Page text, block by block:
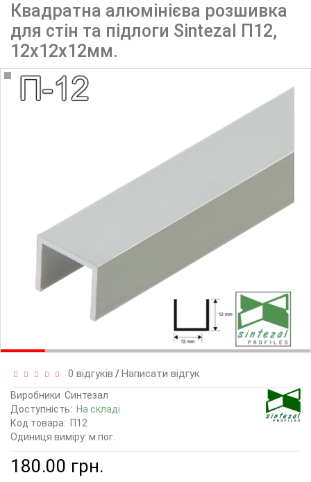
Квадратна алюмінієва розшивка
для стін та підлоги Sintezal П12,
12х12х12мм.
0 відгуків /Написати відгук
Виробники Синтезал
Доступність: На складі
Код товара: П12
Одиниця виміру: м.пог.
180.00 грн.